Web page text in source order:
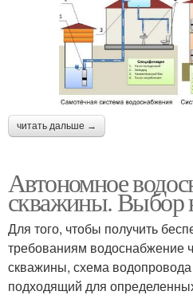
читать дальше →
Автономное
скважины. Выбор
Для того, чтобы получить
требованиям водоснабжение
скважины, схема
подходящий для